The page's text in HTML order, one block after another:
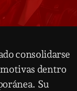
consolidarse
dentro
Su